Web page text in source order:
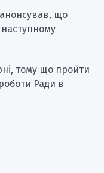
що
тому що пройти
Ради в